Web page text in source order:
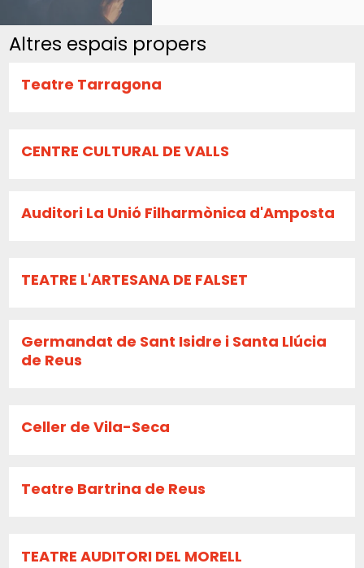
Altres espais propers
Teatre Tarragona
CENTRE CULTURAL DE VALLS
Auditori La Unió Filharmònica d'Amposta
TEATRE L'ARTESANA DE FALSET
Germandat de Sant Isidre i Santa Llúcia
de Reus
Celler de Vila-Seca
Teatre Bartrina de Reus
TEATRE AUDITORI DEL MORELL